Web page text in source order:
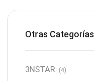
Otras Categorías
3NSTAR (4)